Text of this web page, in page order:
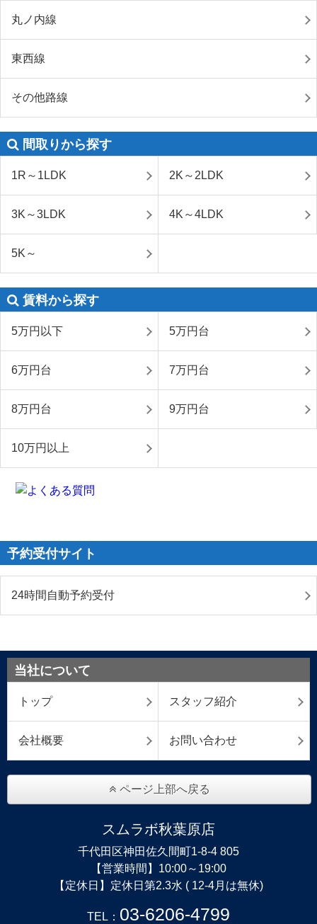
丸ノ内線
東西線
その他路線
間取りから探す
1R～1LDK 2K～2LDK
3K～3LDK 4K～4LDK
5K～
賃料から探す
5万円以下 5万円台
6万円台 7万円台
8万円台 9万円台
10万円以上
予約受付サイト
24時間自動予約受付
当社について
トップ スタッフ紹介
会社概要 お問い合わせ
ページ上部へ戻る
スムラボ秋葉原店
千代田区神田佐久間町1-8-4 805
【営業時間】10:00～19:00
【定休日】定休日第2.3水 ( 12-4月は無休)
TEL： 03-6206-4799